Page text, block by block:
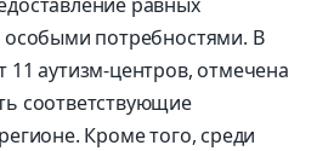
потребностями. В
11 аутизм-центров, отмечена
соответствующие
Кроме того, среди